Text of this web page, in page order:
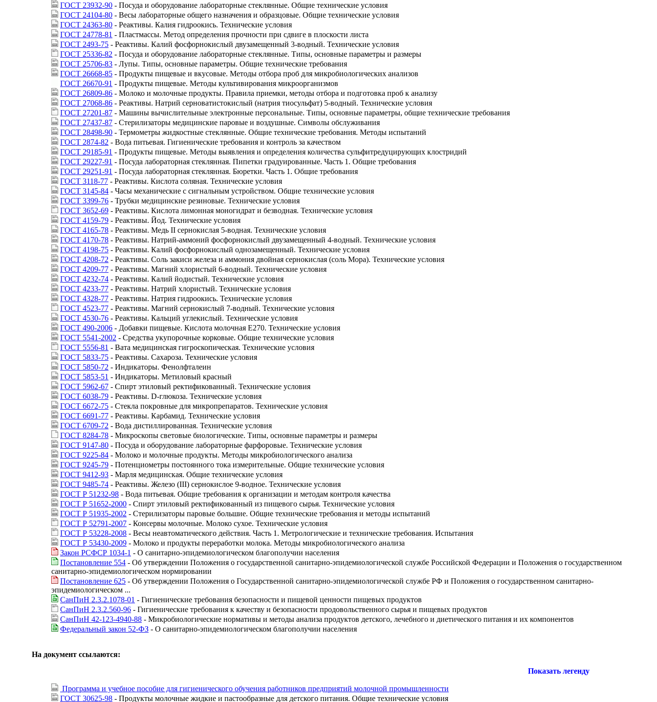
ГОСТ 23932-90 - Посуда и оборудование лабораторные стеклянные. Общие технические условия
ГОСТ 24104-80 - Весы лабораторные общего назначения и образцовые. Общие технические условия
ГОСТ 24363-80 - Реактивы. Калия гидроокись. Технические условия
ГОСТ 24778-81 - Пластмассы. Метод определения прочности при сдвиге в плоскости листа
ГОСТ 2493-75 - Реактивы. Калий фосфорнокислый двузамещенный 3-водный. Технические условия
ГОСТ 25336-82 - Посуда и оборудование лабораторные стеклянные. Типы, основные параметры и размеры
ГОСТ 25706-83 - Лупы. Типы, основные параметры. Общие технические требования
ГОСТ 26668-85 - Продукты пищевые и вкусовые. Методы отбора проб для микробиологических анализов
ГОСТ 26670-91 - Продукты пищевые. Методы культивирования микроорганизмов
ГОСТ 26809-86 - Молоко и молочные продукты. Правила приемки, методы отбора и подготовка проб к анализу
ГОСТ 27068-86 - Реактивы. Натрий серноватистокислый (натрия тиосульфат) 5-водный. Технические условия
ГОСТ 27201-87 - Машины вычислительные электронные персональные. Типы, основные параметры, общие технические требования
ГОСТ 27437-87 - Стерилизаторы медицинские паровые и воздушные. Символы обслуживания
ГОСТ 28498-90 - Термометры жидкостные стеклянные. Общие технические требования. Методы испытаний
ГОСТ 2874-82 - Вода питьевая. Гигиенические требования и контроль за качеством
ГОСТ 29185-91 - Продукты пищевые. Методы выявления и определения количества сульфитредуцирующих клостридий
ГОСТ 29227-91 - Посуда лабораторная стеклянная. Пипетки градуированные. Часть 1. Общие требования
ГОСТ 29251-91 - Посуда лабораторная стеклянная. Бюретки. Часть 1. Общие требования
ГОСТ 3118-77 - Реактивы. Кислота соляная. Технические условия
ГОСТ 3145-84 - Часы механические с сигнальным устройством. Общие технические условия
ГОСТ 3399-76 - Трубки медицинские резиновые. Технические условия
ГОСТ 3652-69 - Реактивы. Кислота лимонная моногидрат и безводная. Технические условия
ГОСТ 4159-79 - Реактивы. Йод. Технические условия
ГОСТ 4165-78 - Реактивы. Медь II сернокислая 5-водная. Технические условия
ГОСТ 4170-78 - Реактивы. Натрий-аммоний фосфорнокислый двузамещенный 4-водный. Технические условия
ГОСТ 4198-75 - Реактивы. Калий фосфорнокислый однозамещенный. Технические условия
ГОСТ 4208-72 - Реактивы. Соль закиси железа и аммония двойная сернокислая (соль Мора). Технические условия
ГОСТ 4209-77 - Реактивы. Магний хлористый 6-водный. Технические условия
ГОСТ 4232-74 - Реактивы. Калий йодистый. Технические условия
ГОСТ 4233-77 - Реактивы. Натрий хлористый. Технические условия
ГОСТ 4328-77 - Реактивы. Натрия гидроокись. Технические условия
ГОСТ 4523-77 - Реактивы. Магний сернокислый 7-водный. Технические условия
ГОСТ 4530-76 - Реактивы. Кальций углекислый. Технические условия
ГОСТ 490-2006 - Добавки пищевые. Кислота молочная Е270. Технические условия
ГОСТ 5541-2002 - Средства укупорочные корковые. Общие технические условия
ГОСТ 5556-81 - Вата медицинская гигроскопическая. Технические условия
ГОСТ 5833-75 - Реактивы. Сахароза. Технические условия
ГОСТ 5850-72 - Индикаторы. Фенолфталеин
ГОСТ 5853-51 - Индикаторы. Метиловый красный
ГОСТ 5962-67 - Спирт этиловый ректификованный. Технические условия
ГОСТ 6038-79 - Реактивы. D-глюкоза. Технические условия
ГОСТ 6672-75 - Стекла покровные для микропрепаратов. Технические условия
ГОСТ 6691-77 - Реактивы. Карбамид. Технические условия
ГОСТ 6709-72 - Вода дистиллированная. Технические условия
ГОСТ 8284-78 - Микроскопы световые биологические. Типы, основные параметры и размеры
ГОСТ 9147-80 - Посуда и оборудование лабораторные фарфоровые. Технические условия
ГОСТ 9225-84 - Молоко и молочные продукты. Методы микробиологического анализа
ГОСТ 9245-79 - Потенциометры постоянного тока измерительные. Общие технические условия
ГОСТ 9412-93 - Марля медицинская. Общие технические условия
ГОСТ 9485-74 - Реактивы. Железо (III) сернокислое 9-водное. Технические условия
ГОСТ Р 51232-98 - Вода питьевая. Общие требования к организации и методам контроля качества
ГОСТ Р 51652-2000 - Спирт этиловый ректификованный из пищевого сырья. Технические условия
ГОСТ Р 51935-2002 - Стерилизаторы паровые большие. Общие технические требования и методы испытаний
ГОСТ Р 52791-2007 - Консервы молочные. Молоко сухое. Технические условия
ГОСТ Р 53228-2008 - Весы неавтоматического действия. Часть 1. Метрологические и технические требования. Испытания
ГОСТ Р 53430-2009 - Молоко и продукты переработки молока. Методы микробиологического анализа
Закон РСФСР 1034-1 - О санитарно-эпидемиологическом благополучии населения
Постановление 554 - Об утверждении Положения о государственной санитарно-эпидемиологической службе Российской Федерации и Положения о государственном
санитарно-эпидемиологическом нормировании
Постановление 625 - Об утверждении Положения о Государственной санитарно-эпидемиологической службе РФ и Положения о государственном санитарно-
эпидемиологическом ...
СанПиН 2.3.2.1078-01 - Гигиенические требования безопасности и пищевой ценности пищевых продуктов
СанПиН 2.3.2.560-96 - Гигиенические требования к качеству и безопасности продовольственного сырья и пищевых продуктов
СанПиН 42-123-4940-88 - Микробиологические нормативы и методы анализа продуктов детского, лечебного и диетического питания и их компонентов
Федеральный закон 52-ФЗ - О санитарно-эпидемиологическом благополучии населения
На документ ссылаются:
Показать легенду
Программа и учебное пособие для гигиенического обучения работников предприятий молочной промышленности
ГОСТ 30625-98 - Продукты молочные жидкие и пастообразные для детского питания. Общие технические условия